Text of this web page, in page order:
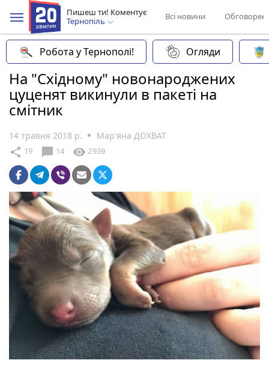
Пишеш ти! Коментує
Тернопіль
Всі новини
Робота у Тернополі! Огляди
На "Східному" новонароджених
цуценят викинули в пакеті на
смітник
14 травня 2018 р. Мар'яна ДОХВАТ
share 19 chat_bubble 14 visibility 2939